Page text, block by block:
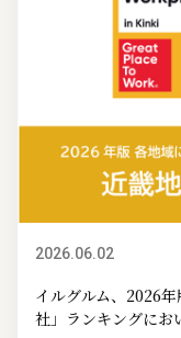
2026.06.02
イルグルム、2026
社」ランキングにお